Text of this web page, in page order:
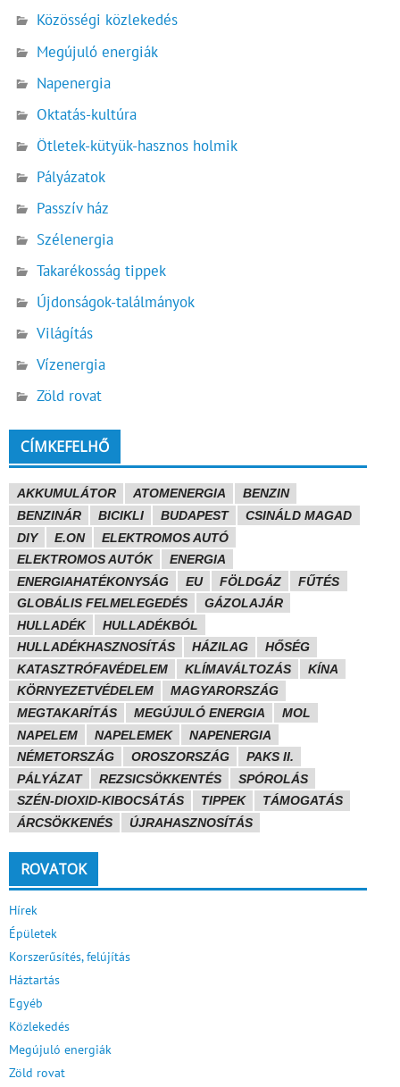
Közösségi közlekedés
Megújuló energiák
Napenergia
Oktatás-kultúra
Ötletek-kütyük-hasznos holmik
Pályázatok
Passzív ház
Szélenergia
Takarékosság tippek
Újdonságok-találmányok
Világítás
Vízenergia
Zöld rovat
CÍMKEFELHŐ
AKKUMULÁTOR ATOMENERGIA
BENZIN
BENZINÁR
BICIKLI BUDAPEST
CSINÁLD MAGAD
DIY
E.ON
ELEKTROMOS AUTÓ
ELEKTROMOS AUTÓK
ENERGIA
ENERGIAHATÉKONYSÁG
EU FÖLDGÁZ
FŰTÉS
GLOBÁLIS FELMELEGEDÉS
GÁZOLAJÁR
HULLADÉK
HULLADÉKBÓL
HULLADÉKHASZNOSÍTÁS
HÁZILAG
HŐSÉG
KATASZTRÓFAVÉDELEM
KLÍMAVÁLTOZÁS
KÍNA
KÖRNYEZETVÉDELEM
MAGYARORSZÁG
MEGTAKARÍTÁS
MEGÚJULÓ ENERGIA
MOL
NAPELEM
NAPELEMEK
NAPENERGIA
NÉMETORSZÁG
OROSZORSZÁG
PAKS II.
PÁLYÁZAT
REZSICSÖKKENTÉS
SPÓROLÁS
SZÉN-DIOXID-KIBOCSÁTÁS
TIPPEK
TÁMOGATÁS
ÁRCSÖKKENÉS
ÚJRAHASZNOSÍTÁS
ROVATOK
Hírek
Épületek
Korszerűsítés, felújítás
Háztartás
Egyéb
Közlekedés
Megújuló energiák
Zöld rovat